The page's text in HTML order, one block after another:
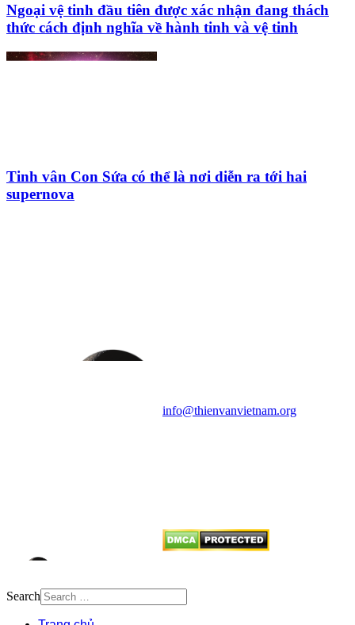
Ngoại vệ tinh đầu tiên được xác nhận đang thách
thức cách định nghĩa về hành tinh và vệ tinh
Tinh vân Con Sứa có thể là nơi diễn ra tới hai
supernova
info@thienvanvietnam.org
Search